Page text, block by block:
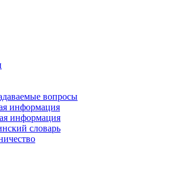
вопросы
информация
информация
словарь